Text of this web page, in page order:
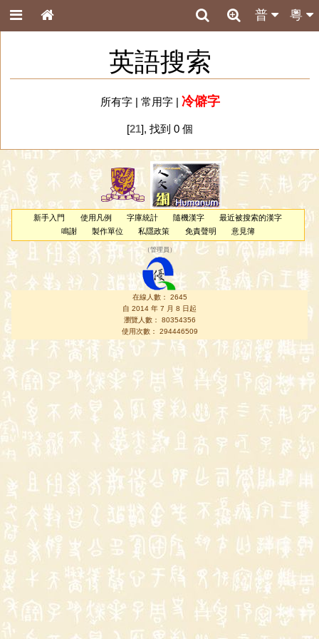
粵
普
英語搜索
所有字| 常用字| 冷僻字
[21], 找到 0 個
新手入門 使用凡例 字庫統計 隨機漢字
最近被搜索的漢字
鳴謝
製作單位 私隱政策 免責聲明 意見簿
（管理員 ）
在線人數： 2645
自 2014 年 7 月 8 日起
瀏覽人數： 80354356
使用次數： 294446509